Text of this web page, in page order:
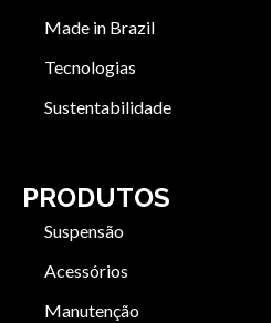
Made in Brazil
Tecnologias
Sustentabilidade
PRODUTOS
Suspensão
Acessórios
Manutenção